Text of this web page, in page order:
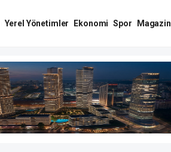
Yerel Yönetimler Ekonomi Spor Magazin